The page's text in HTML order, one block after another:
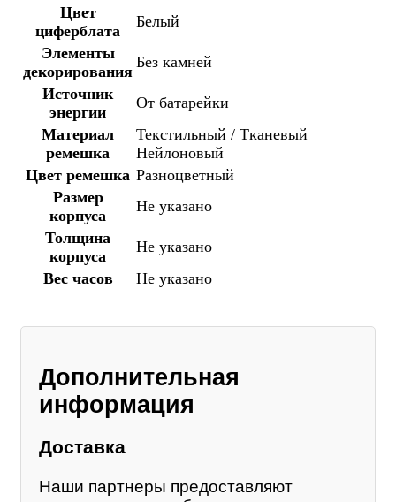
Цвет
циферблата
Белый
Элементы
декорирования
Без камней
Источник
энергии
От батарейки
Материал
ремешка
Текстильный / Тканевый
Нейлоновый
Цвет ремешка Разноцветный
Размер
корпуса
Не указано
Толщина
корпуса
Не указано
Вес часов
Не указано
Дополнительная
информация
Доставка
Наши партнеры предоставляют